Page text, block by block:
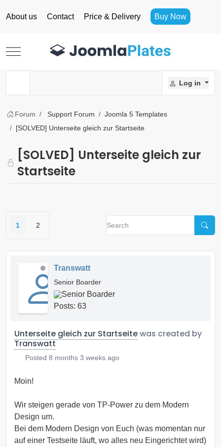
About us Contact Price & Delivery Buy Now
Mobile Menu Toggle
Log in
Forum Support Forum
Joomla 5 Templates
[SOLVED] Unterseite gleich zur Startseite
[SOLVED] Unterseite gleich zur
Startseite
1 2
Transwatt
Senior Boarder
Posts: 63
Unterseite gleich zur Startseitewas created by
Transwatt
Posted 8 months 3 weeks ago
Moin!
Wir steigen gerade von TP-Power zu dem Modern
Design um.
Bei dem Modern Design von Euch (was momentan nur
auf einer Testseite läuft, wo alles neu Eingerichtet wird)